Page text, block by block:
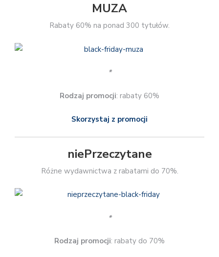
MUZA
Rabaty 60% na ponad 300 tytułów.
*
Rodzaj promocji: rabaty 60%
Skorzystaj z promocji
niePrzeczytane
Różne wydawnictwa z rabatami do 70%.
*
Rodzaj promocji: rabaty do 70%